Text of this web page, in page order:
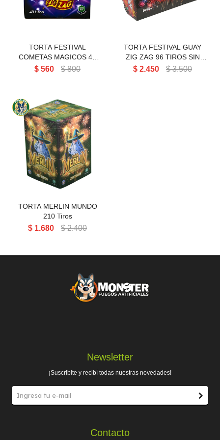
TORTA FESTIVAL
COMETAS MAGICOS 49
TIROS SIN RUIDO
$ 560 $ 800
TORTA FESTIVAL GUAY
ZIG ZAG 96 TIROS SIN
RUIDO
$ 2.450 $ 3.500
TORTA MERLIN MUNDO 210
Tiros
TORTA MERLIN MUNDO
210 Tiros
$ 1.680 $ 2.400
Contacto
Newsletter
¡Suscribite y recibí todas nuestras novedades!
Perlas aéreas
Volcanes chicos 3' 4' 5
Volcanes grandes 13' 15' 17'
Cañas pequeñas
Tortas chicas
Tortas grandes
Tortas gigantes